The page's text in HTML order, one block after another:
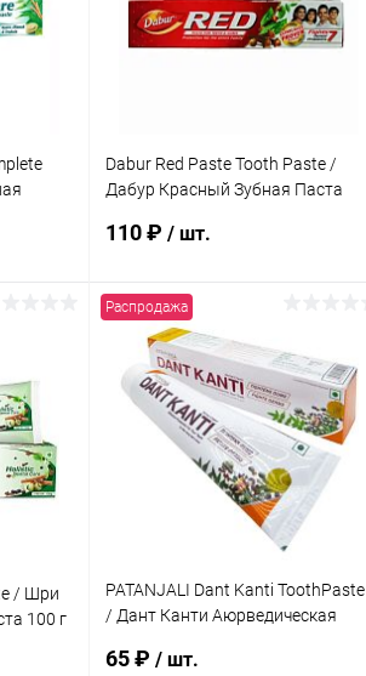
заказ
Dabur Red Paste Tooth Paste /
Дабур Красный Зубная Паста
110 ₽ / шт.
В корзину
Купить в 1 клик Сравнение
В избранное Под заказ
/ Шри
100 г
Распродажа
PATANJALI Dant Kanti ToothPaste
/ Дант Канти Аюрведическая
65 ₽ / шт.